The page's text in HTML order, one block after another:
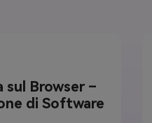
sul Browser –
di Software